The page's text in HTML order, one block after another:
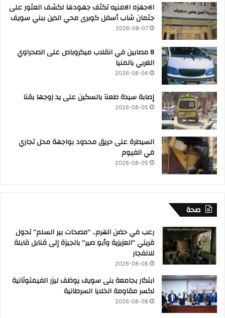
الاجهزه الامنيه تكثف جهودها لكشف العثور على
جثمان شاب أسفل كوبرى محي الدين ببني سويف
2026-08-07
8 مصابين في انقلاب ميكروباص على الصحراوي
الغربي بالمنيا
2026-08-06
إصابة سيدة طعنآ بالسكين على يد زوجها بقنا
2026-08-05
السيطرة على حريق محدود بواجهة محل تجاري
في الفيوم
2026-08-05
صحة
رعب في حضن الهرم.. “مصحات بير السلم” تحول
قريتي “العزيزية وأبو صير” بالجيزة إلى قنابل قابلة
للانفجار
2026-08-08
ابتكار بجامعة بنى سويف يوظف ليزر الفيمتوثانية
لكسر مقاومة الخلايا السرطانية
2026-08-08